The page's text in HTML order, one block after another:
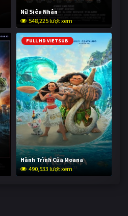
Nữ Siêu Nhân
548,225 lượt xem
FULL HD VIETSUB
Hành Trình Của Moana
490,533 lượt xem